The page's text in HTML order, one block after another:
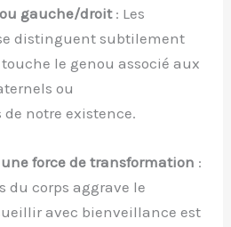
gauche/droit: Les
distinguent subtilement
le genou associé aux
ou
notre existence.
force de transformation :
du corps aggrave le
avec bienveillance est